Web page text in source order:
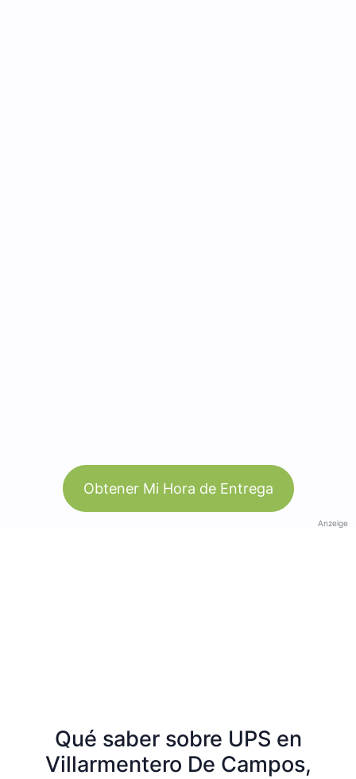
Obtener Mi Hora de Entrega
Anzeige
Qué saber sobre UPS en
Villarmentero De Campos,